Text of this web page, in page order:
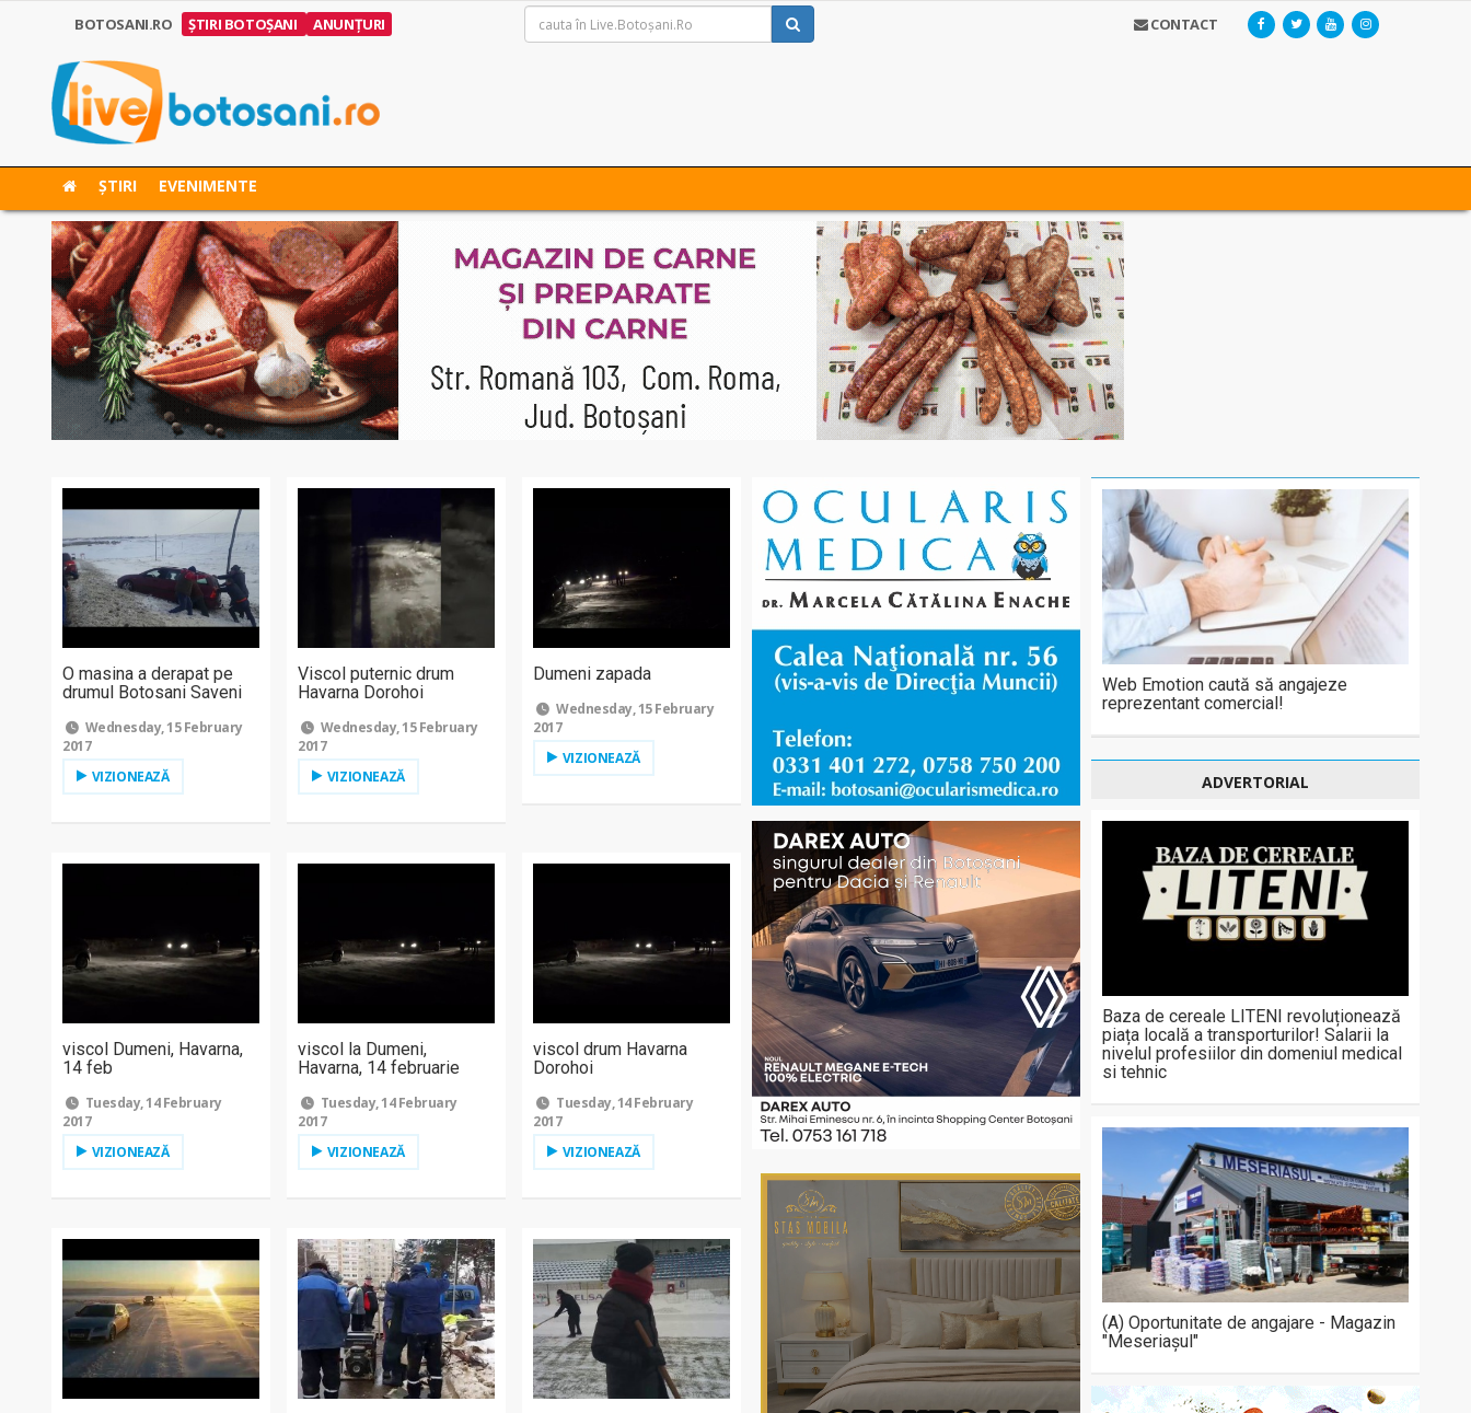
BOTOSANI.RO ȘTIRI BOTOȘANI ANUNȚURI CONTACT
ȘTIRI EVENIMENTE
O masina a derapat pe
drumul Botosani Saveni
Wednesday, 15 February
2017
VIZIONEAZĂ
Viscol puternic drum
Havarna Dorohoi
Wednesday, 15 February
2017
VIZIONEAZĂ
Dumeni zapada
Wednesday, 15 February
2017
VIZIONEAZĂ
viscol Dumeni, Havarna,
14 feb
Tuesday, 14 February
2017
VIZIONEAZĂ
viscol la Dumeni,
Havarna, 14 februarie
Tuesday, 14 February
2017
VIZIONEAZĂ
viscol drum Havarna
Dorohoi
Tuesday, 14 February
2017
VIZIONEAZĂ
Web Emotion caută să angajeze
reprezentant comercial!
ADVERTORIAL
Baza de cereale LITENI revoluționează
piața locală a transporturilor! Salarii la
nivelul profesiilor din domeniul medical
si tehnic
(A) Oportunitate de angajare - Magazin
"Meseriașul"